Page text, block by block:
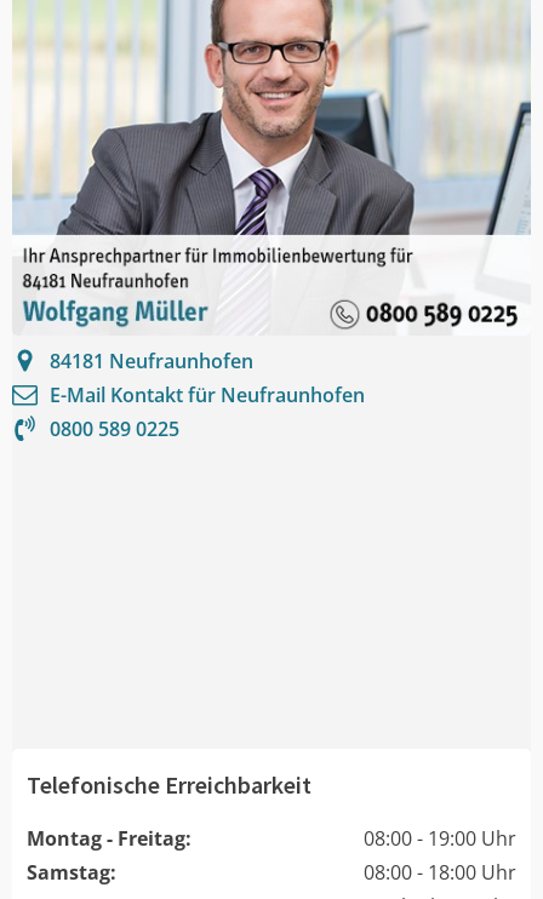
84181 Neufraunhofen
E-Mail Kontakt für Neufraunhofen
0800 589 0225
Telefonische Erreichbarkeit
Montag - Freitag:
08:00 - 19:00 Uhr
Samstag:
08:00 - 18:00 Uhr